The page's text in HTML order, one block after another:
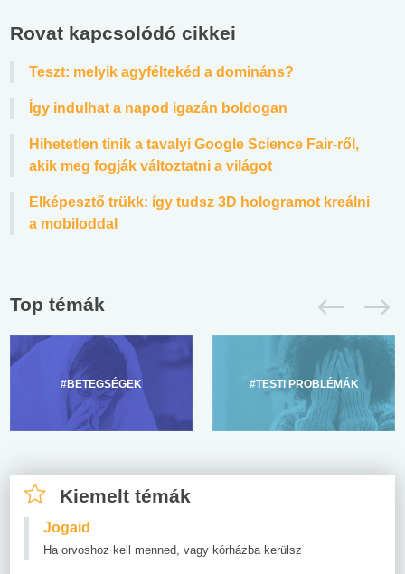
Rovat kapcsolódó cikkei
Teszt: melyik agyféltekéd a domináns?
Így indulhat a napod igazán boldogan
Hihetetlen tinik a tavalyi Google Science Fair-ről,
akik meg fogják változtatni a világot
Elképesztő trükk: így tudsz 3D hologramot kreálni
a mobiloddal
Top témák
#BETEGSÉGEK #TESTI PROBLÉMÁK
Kiemelt témák
Jogaid
Ha orvoshoz kell menned, vagy kórházba kerülsz